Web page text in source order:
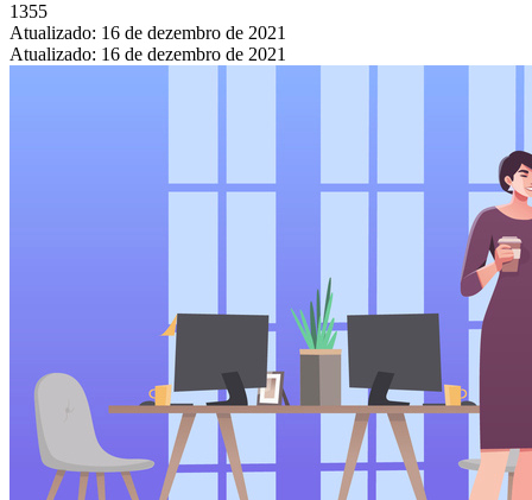
1355
Atualizado: 16 de dezembro de 2021
Atualizado: 16 de dezembro de 2021